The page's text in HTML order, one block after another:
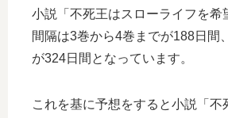
小説「不死王はスローライフを希
間隔は3巻から4巻までが188日間
が324日間となっています。
これを基に予想をすると小説「不